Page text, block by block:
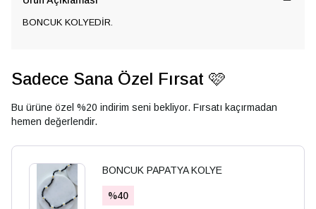
BONCUK KOLYEDİR.
Sadece Sana Özel Fırsat 🩷
Bu ürüne özel %20 indirim seni bekliyor. Fırsatı kaçırmadan
hemen değerlendir.
BONCUK PAPATYA KOLYE
%40